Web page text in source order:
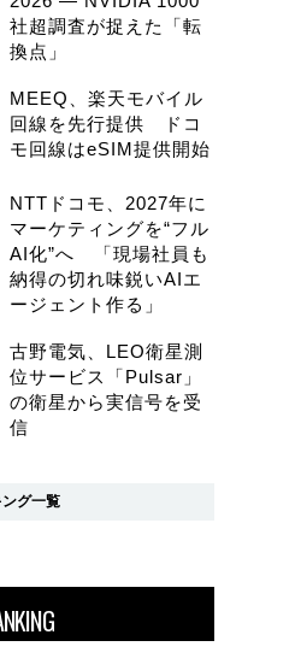
社超調査が捉えた「転
換点」
MEEQ、楽天モバイル
回線を先行提供 ドコ
モ回線はeSIM提供開始
NTTドコモ、2027年に
マーケティングを“フル
AI化”へ 「現場社員も
納得の切れ味鋭いAIエ
ージェント作る」
古野電気、LEO衛星測
位サービス「Pulsar」
の衛星から実信号を受
信
グ一覧